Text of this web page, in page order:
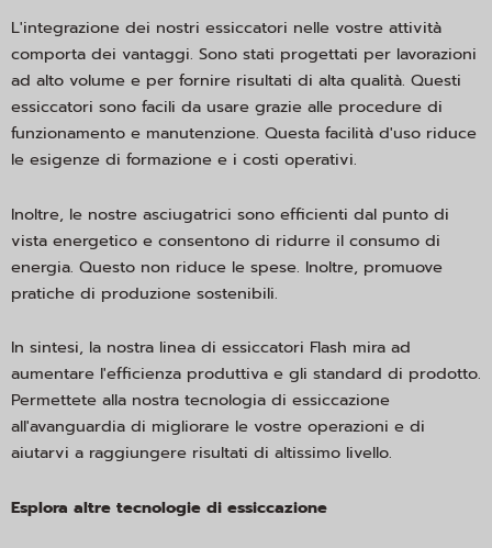
L'integrazione dei nostri essiccatori nelle vostre attività
comporta dei vantaggi. Sono stati progettati per lavorazioni
ad alto volume e per fornire risultati di alta qualità. Questi
essiccatori sono facili da usare grazie alle procedure di
funzionamento e manutenzione. Questa facilità d'uso riduce
le esigenze di formazione e i costi operativi.
Inoltre, le nostre asciugatrici sono efficienti dal punto di
vista energetico e consentono di ridurre il consumo di
energia. Questo non riduce le spese. Inoltre, promuove
pratiche di produzione sostenibili.
In sintesi, la nostra linea di essiccatori Flash mira ad
aumentare l'efficienza produttiva e gli standard di prodotto.
Permettete alla nostra tecnologia di essiccazione
all'avanguardia di migliorare le vostre operazioni e di
aiutarvi a raggiungere risultati di altissimo livello.
Esplora altre tecnologie di essiccazione